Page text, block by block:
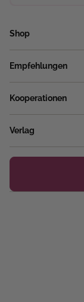
Shop
Empfehlungen
Kooperationen
Verlag